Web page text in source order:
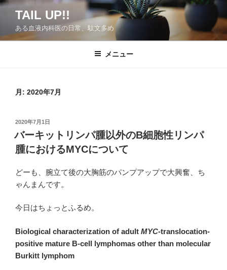
コ
ン
TAIL UP!!
ある血液内科医の日常、駄文多め
メニュー
月: 2020年7月
投
日:
2020年7月1日
バーキットリンパ腫以外のB細胞性リンパ
腫におけるMYCについて
どーも、腕立て後の大胸筋のパンプアップで大興奮、ち
ゃんまんです。
今日はちょっとふるめ。
Biological characterization of adult MYC-translocation-
positive mature B-cell lymphomas other than molecular
Burkitt lymphom